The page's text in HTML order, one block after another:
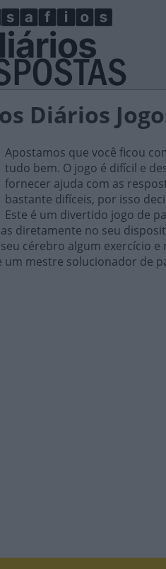
Diários
Apostamos que você ficou
tudo bem. O jogo é difícil e
fornecer ajuda com as
bastante difíceis, por isso
Este é um divertido jogo de
diretamente no seu
cérebro algum exercício
um mestre solucionador de